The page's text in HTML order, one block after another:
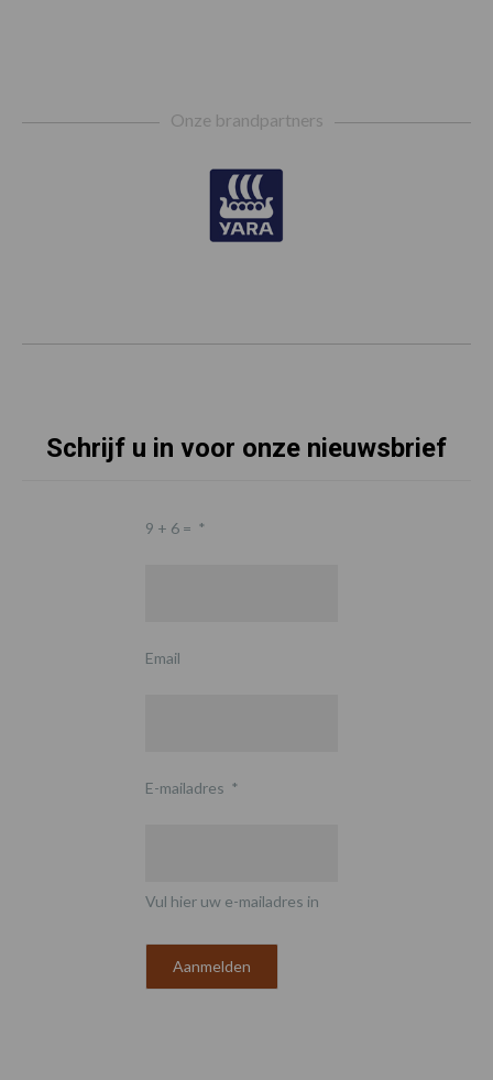
Onze brandpartners
Schrijf u in voor onze nieuwsbrief
9 + 6 = *
Email
E-mailadres *
Vul hier uw e-mailadres in